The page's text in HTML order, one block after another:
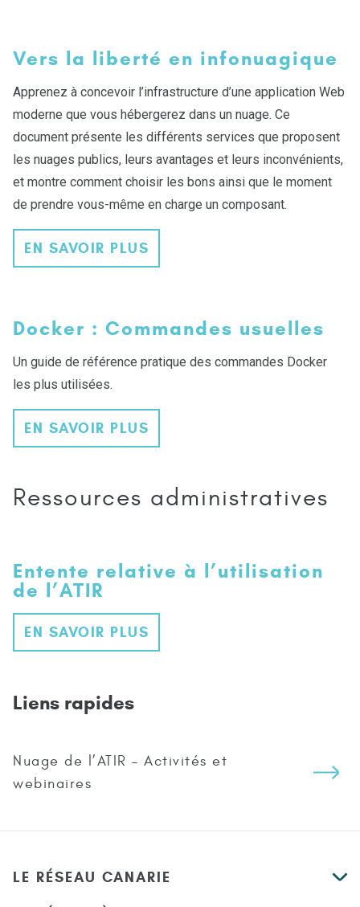
Vers la liberté en infonuagique
Apprenez à concevoir l’infrastructure d’une application Web
moderne que vous hébergerez dans un nuage. Ce
document présente les différents services que proposent
les nuages publics, leurs avantages et leurs inconvénients,
et montre comment choisir les bons ainsi que le moment
de prendre vous-même en charge un composant.
EN SAVOIR PLUS
Docker : Commandes usuelles
Un guide de référence pratique des commandes Docker
les plus utilisées.
EN SAVOIR PLUS
Ressources administratives
Entente relative à l’utilisation
de l’ATIR
EN SAVOIR PLUS
Liens rapides
Nuage de l’ATIR – Activités et
webinaires
LE RÉSEAU CANARIE